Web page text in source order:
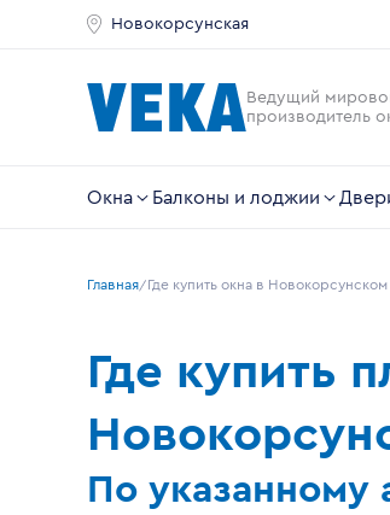
Новокорсунская
Ведущий
производитель
Окна Балконы и лоджии
Главная Где купить окна в Новокорсунском
Где купить
По указанному